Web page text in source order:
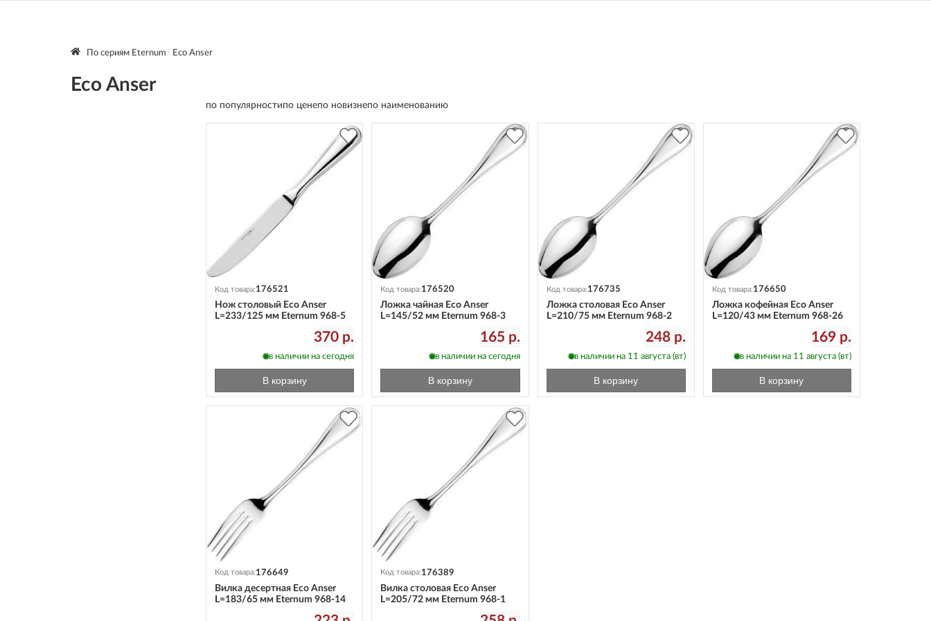
По сериям Eternum Eco Anser
Eco Anser
по популярностипо ценепо новизнепо наименованию
Код товара:176521
Нож столовый Eco Anser
L=233/125 мм Eternum 968-5
370 р.
в наличии на сегодня
В корзину
Код товара:176520
Ложка чайная Eco Anser
L=145/52 мм Eternum 968-3
165 р.
в наличии на сегодня
В корзину
Код товара:176735
Ложка столовая Eco Anser
L=210/75 мм Eternum 968-2
248 р.
в наличии на 11 августа (вт)
В корзину
Код товара:176650
Ложка кофейная Eco Anser
L=120/43 мм Eternum 968-26
169 р.
в наличии на 11 августа (вт)
В корзину
Код товара:176649
Вилка десертная Eco Anser
L=183/65 мм Eternum 968-14
Код товара:176389
Вилка столовая Eco Anser
L=205/72 мм Eternum 968-1